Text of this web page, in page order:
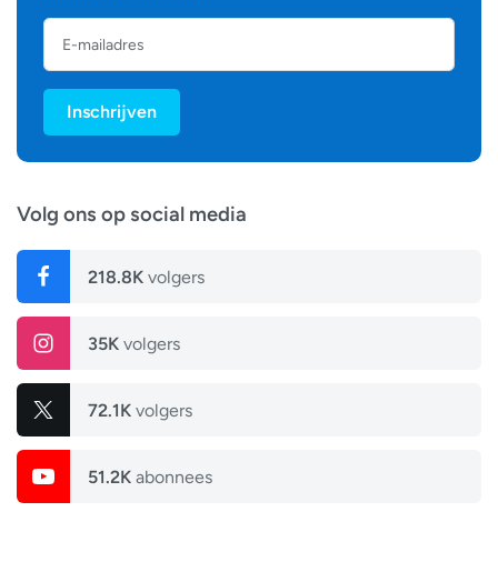
Ruimte
Weerwiki
Inschrijven
Volg ons op social media
218.8K volgers
35K volgers
72.1K volgers
51.2K abonnees